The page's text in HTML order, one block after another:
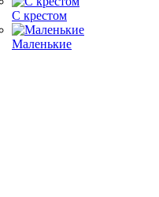
С крестом
Маленькие